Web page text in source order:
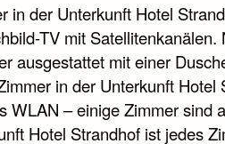
in der Unterkunft Hotel
TV mit Satellitenkanälen.
ausgestattet mit einer
in der Unterkunft Hotel
WLAN – einige Zimmer sind
Hotel Strandhof ist jedes